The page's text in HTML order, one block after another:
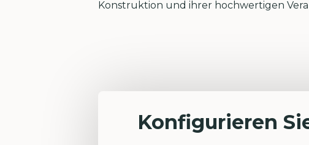
Konstruktion und ihrer hochwertigen
Konfigurieren